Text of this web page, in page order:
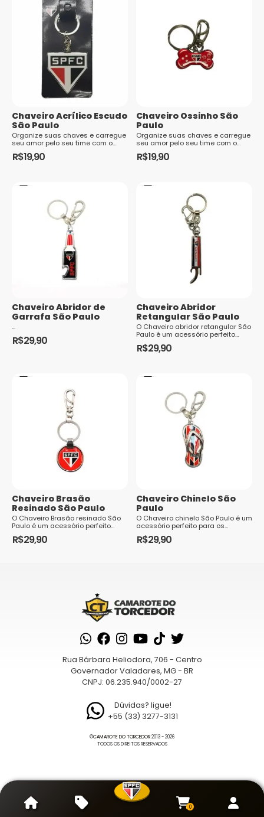
Chaveiro Acrílico Escudo
São Paulo
Organize suas chaves e carregue
seu amor pelo seu time com o
chaveiro no formato escudo. A
peça apresenta modelo em
R$19,90
Chaveiro Ossinho São
Paulo
Organize suas chaves e carregue
seu amor pelo seu time com o
chaveiro no formato escudo. A
peça apresenta modelo em
R$19,90
Chaveiro Abridor de
Garrafa São Paulo
...
R$29,90
Chaveiro Abridor
Retangular São Paulo
O Chaveiro abridor retangular São
Paulo é um acessório perfeito
para os torcedores fanáticos do
clube. Com um design exclusivo
R$29,90
Chaveiro Brasão
Resinado São Paulo
O Chaveiro Brasão resinado São
Paulo é um acessório perfeito
para os torcedores fanáticos do
clube. Com um design exclusivo e
R$29,90
Chaveiro Chinelo São
Paulo
O Chaveiro chinelo São Paulo é um
acessório perfeito para os
torcedores fanáticos do clube.
Com um design exclusivo e cheio
R$29,90
Rua Bárbara Heliodora, 706 - Centro
Governador Valadares, MG - BR
CNPJ: 06.235.940/0002-27
Dúvidas? ligue!
+55 (33) 3277-3131
©CAMAROTE DO TORCEDOR2013 - 2026
TODOS OS DIREITOS RESERVADOS
0